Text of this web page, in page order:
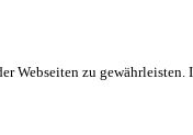
Webseiten zu